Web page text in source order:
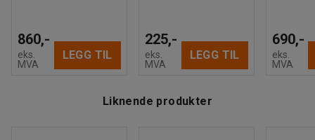
860,-
eks.
MVA
LEGG TIL
225,-
eks.
MVA
LEGG TIL
690,-
eks.
MVA
Liknende produkter